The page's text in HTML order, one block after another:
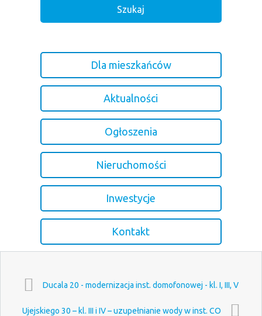
Dla mieszkańców
Aktualności
Ogłoszenia
Nieruchomości
Inwestycje
Kontakt
Ducala 20 - modernizacja inst. domofonowej - kl. I, III, V
Ujejskiego 30 – kl. III i IV – uzupełnianie wody w inst. CO